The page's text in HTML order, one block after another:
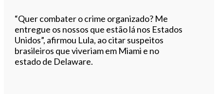
“Quer combater o crime organizado? Me
entregue os nossos que estão lá nos Estados
Unidos”, afirmou Lula, ao citar suspeitos
brasileiros que viveriam em Miami e no
estado de Delaware.